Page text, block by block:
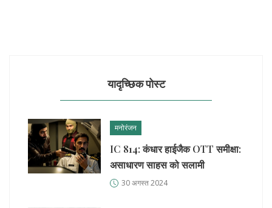
यादृच्छिक पोस्ट
मनोरंजन
IC 814: कंधार हाईजैक OTT समीक्षा:
असाधारण साहस को सलामी
30 अगस्त 2024